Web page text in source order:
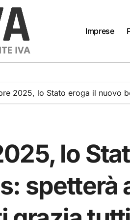
Imprese
2025, lo Stato eroga il nuovo
lo
spetterà